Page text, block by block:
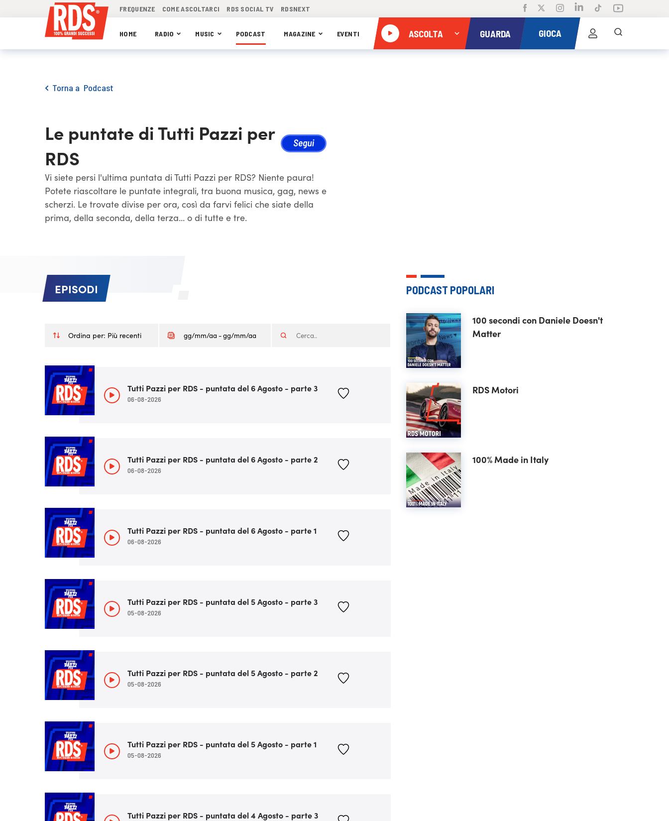
FREQUENZE COME ASCOLTARCI RDS SOCIAL TV RDSNEXT
HOME RADIO MUSIC PODCAST MAGAZINE EVENTI ASCOLTA GUARDA GIOCA
Torna a Podcast
Le puntate di Tutti Pazzi per
RDS
Vi siete persi l'ultima puntata di Tutti Pazzi per RDS? Niente paura!
Potete riascoltare le puntate integrali, tra buona musica, gag, news e
scherzi. Le trovate divise per ora, così da farvi felici che siate della
prima, della seconda, della terza... o di tutte e tre.
EPISODI
Ordina per: Più recenti
Tutti Pazzi per RDS - puntata del 6 Agosto - parte 3
06-08-2026
Tutti Pazzi per RDS - puntata del 6 Agosto - parte 2
06-08-2026
Tutti Pazzi per RDS - puntata del 6 Agosto - parte 1
06-08-2026
Tutti Pazzi per RDS - puntata del 5 Agosto - parte 3
05-08-2026
Tutti Pazzi per RDS - puntata del 5 Agosto - parte 2
05-08-2026
Tutti Pazzi per RDS - puntata del 5 Agosto - parte 1
05-08-2026
Tutti Pazzi per RDS - puntata del 4 Agosto - parte 3
PODCAST POPOLARI
100 secondi con Daniele Doesn't
Matter
RDS Motori
100% Made in Italy